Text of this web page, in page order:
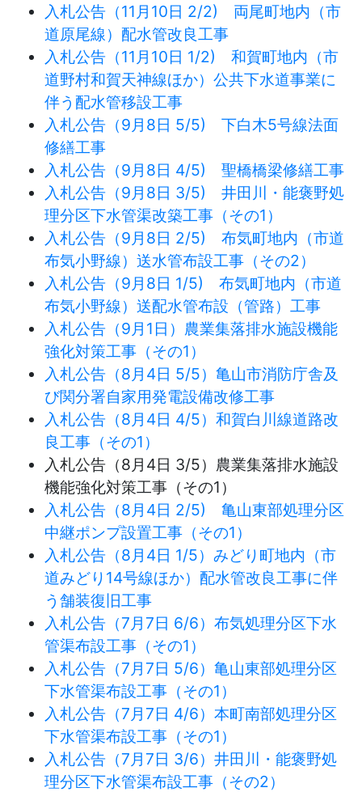
入札公告（11月10日 2/2) 両尾町地内（市
道原尾線）配水管改良工事
入札公告（11月10日 1/2) 和賀町地内（市
道野村和賀天神線ほか）公共下水道事業に
伴う配水管移設工事
入札公告（9月8日 5/5) 下白木5号線法面
修繕工事
入札公告（9月8日 4/5) 聖橋橋梁修繕工事
入札公告（9月8日 3/5) 井田川・能褒野処
理分区下水管渠改築工事（その1）
入札公告（9月8日 2/5) 布気町地内（市道
布気小野線）送水管布設工事（その2）
入札公告（9月8日 1/5) 布気町地内（市道
布気小野線）送配水管布設（管路）工事
入札公告（9月1日）農業集落排水施設機能
強化対策工事（その1）
入札公告（8月4日 5/5）亀山市消防庁舎及
び関分署自家用発電設備改修工事
入札公告（8月4日 4/5）和賀白川線道路改
良工事（その1）
入札公告（8月4日 3/5）農業集落排水施設
機能強化対策工事（その1）
入札公告（8月4日 2/5) 亀山東部処理分区
中継ポンプ設置工事（その1）
入札公告（8月4日 1/5）みどり町地内（市
道みどり14号線ほか）配水管改良工事に伴
う舗装復旧工事
入札公告（7月7日 6/6）布気処理分区下水
管渠布設工事（その1）
入札公告（7月7日 5/6）亀山東部処理分区
下水管渠布設工事（その1）
入札公告（7月7日 4/6）本町南部処理分区
下水管渠布設工事（その1）
入札公告（7月7日 3/6）井田川・能褒野処
理分区下水管渠布設工事（その2）